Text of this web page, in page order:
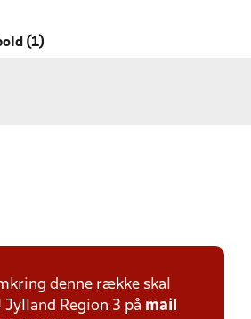
(1)
denne række skal
Region 3 på mail